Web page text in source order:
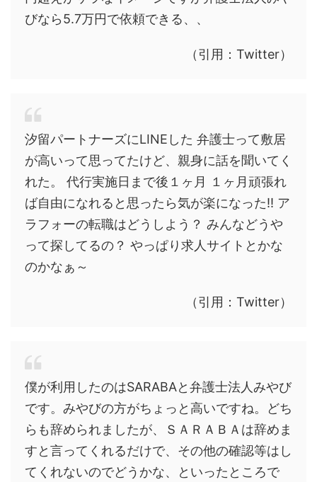
びなら5.7万円で依頼できる、、
（引用：Twitter）
汐留パートナーズにLINEした 弁護士って敷居
が高いって思ってたけど、親身に話を聞いてく
れた。 代行実施日まで後１ヶ月 １ヶ月頑張れ
ば自由になれると思ったら気が楽になった!! ア
ラフォーの転職はどうしよう？ みんなどうや
って探してるの？ やっぱり求人サイトとかな
のかなぁ～
（引用：Twitter）
僕が利用したのはSARABAと弁護士法人みやび
です。みやびの方がちょっと高いですね。どち
らも辞められましたが、ＳＡＲＡＢＡは辞めま
すと言ってくれるだけで、その他の確認等はし
てくれないのでどうかな、といったところで